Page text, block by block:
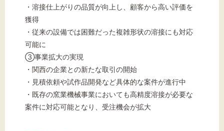
・溶接仕上がりの品質が向上し、顧客から高い評価を
獲得
・従来の設備では困難だった複雑形状の溶接にも対応
可能に
③事業拡大の実現
・関西の企業との新たな取引の開始
・見積依頼や試作品開発など具体的な案件が進行中
・既存の窯業機械事業においても高精度溶接が必要な
案件に対応可能となり、受注機会が拡大